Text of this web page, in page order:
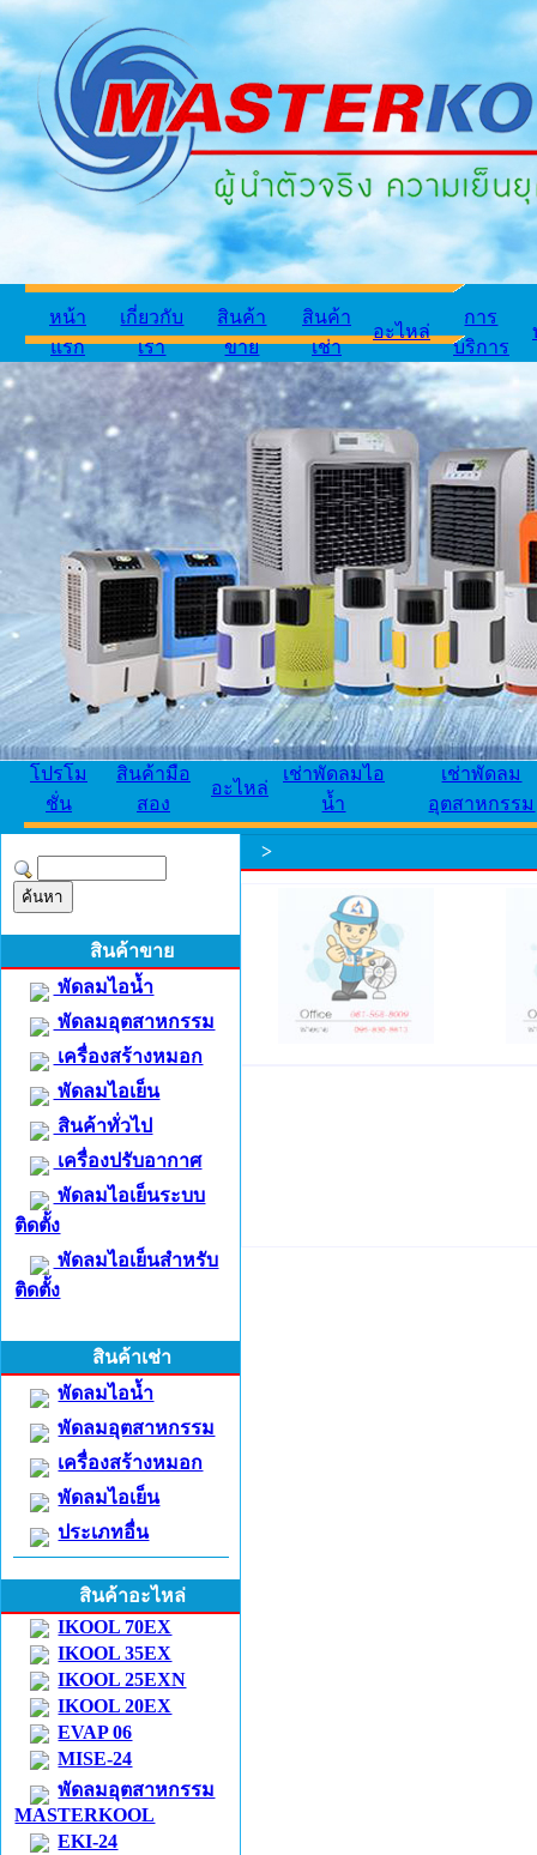
หน้า
แรก
เกี่ยวกับ
เรา
สินค้า
ขาย
สินค้า
เช่า
อะไหล่
การ
บริการ
โปรโม
ชั่น
สินค้ามือ
สอง
อะไหล่
เช่าพัดลมไอ
น้ำ
เช่าพัดลม
อุตสาหกรรม
สินค้าขาย
พัดลมไอน้ำ
พัดลมอุตสาหกรรม
เครื่องสร้างหมอก
พัดลมไอเย็น
สินค้าทั่วไป
เครื่องปรับอากาศ
พัดลมไอเย็นระบบ
ติดตั้ง
พัดลมไอเย็นสำหรับ
ติดตั้ง
สินค้าเช่า
พัดลมไอน้ำ
พัดลมอุตสาหกรรม
เครื่องสร้างหมอก
พัดลมไอเย็น
ประเภทอื่น
สินค้าอะไหล่
IKOOL 70EX
IKOOL 35EX
IKOOL 25EXN
IKOOL 20EX
EVAP 06
MISE-24
พัดลมอุตสาหกรรม
MASTERKOOL
EKI-24
>